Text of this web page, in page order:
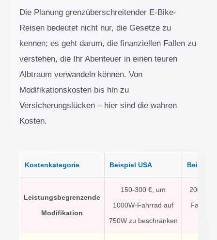
Die Planung grenzüberschreitender E-Bike-
Reisen bedeutet nicht nur, die Gesetze zu
kennen; es geht darum, die finanziellen Fallen zu
verstehen, die Ihr Abenteuer in einen teuren
Albtraum verwandeln können. Von
Modifikationskosten bis hin zu
Versicherungslücken – hier sind die wahren
Kosten.
Kostenkategorie Beispiel USA Beispiel
Leistungsbegrenzende
Modifikation
150-300 €, um
1000W-Fahrrad auf
750W zu beschränken
200-400
Fahrrad